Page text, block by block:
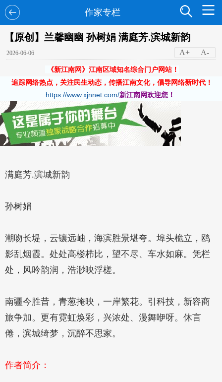
作家专栏
【原创】兰馨幽幽 孙树娟 满庭芳.滨城新韵
2026-06-06 A+ A-
《新江南网》江南区域知名综合门户网站！
追踪网络热点，关注民生动态，传播江南文化，倡导网络新时代！
https://www.xjnnet.com/新江南网欢迎您！
满庭芳.滨城新韵
孙树娟
潮吻长堤，云镶远岫，海滨胜景堪夸。埠头桅立，鸥
影乱烟霞。处处高楼栉比，望不尽、车水如麻。凭栏
处，风吟韵润，浩渺映浮槎。
南疆今胜昔，青葱掩映，一岸繁花。引科技，新容商
旅争加。更有霓虹焕彩，兴浓处、漫舞咿呀。休言
倦，滨城绮梦，沉醉不思家。
作者简介：